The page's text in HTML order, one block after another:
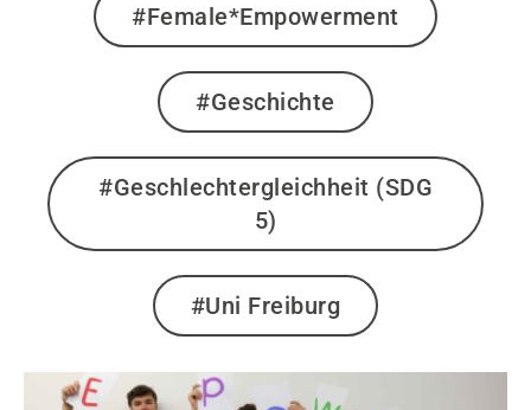
#Female*Empowerment
#Geschichte
#Geschlechtergleichheit (SDG
5)
#Uni Freiburg